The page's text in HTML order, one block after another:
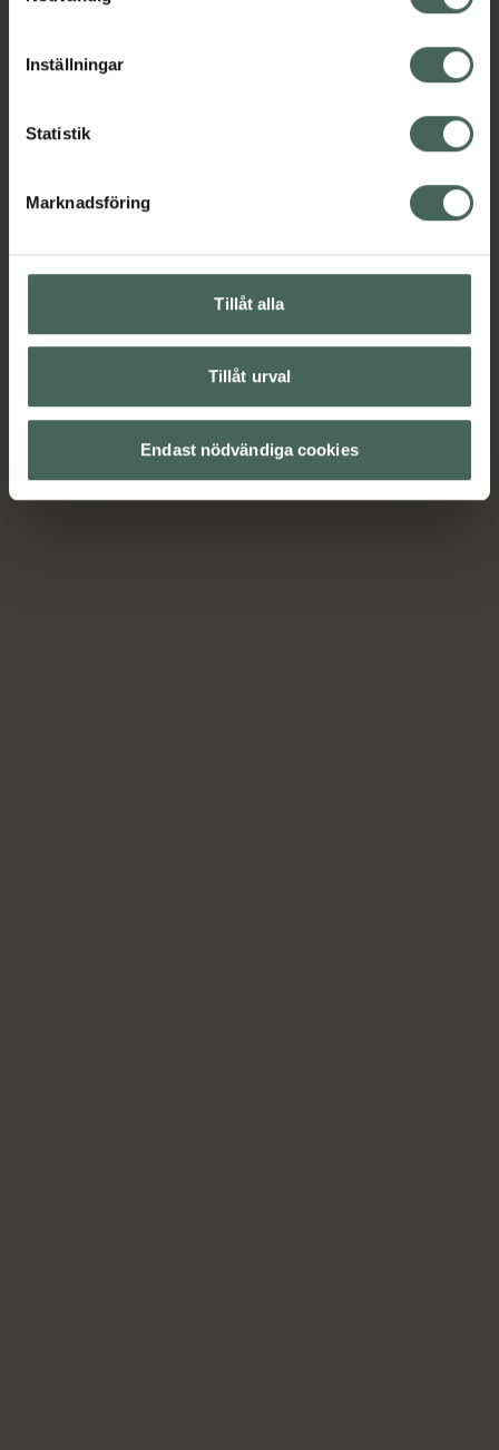
cookieinställningar. Ett återkallat samtycke påverkar inte
lagligheten av behandling som skett innan återkallelsen.
Inställningar
Statistik
Marknadsföring
Tillåt alla
Tillåt urval
Endast nödvändiga cookies